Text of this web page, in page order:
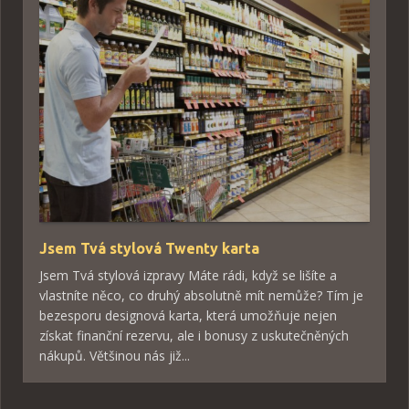
Jsem Tvá stylová Twenty karta
Jsem Tvá stylová izpravy Máte rádi, když se lišíte a
vlastníte něco, co druhý absolutně mít nemůže? Tím je
bezesporu designová karta, která umožňuje nejen
získat finanční rezervu, ale i bonusy z uskutečněných
nákupů. Většinou nás již...